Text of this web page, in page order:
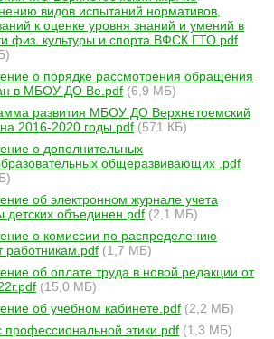
видов испытаний нормативов,
к оценке уровня знаний и умений в
физ. культуры и спорта ВФСК ГТО.pdf
о порядке рассмотрения обращения
в МБОУ ДО Ве.pdf (6,9 МБ)
развития МБОУ ДО Верхнетоемский
2016-2020 годы.pdf (571 КБ)
о дополнительных
общеразвивающих .pdf
об электронном журнале учета
детских объединен.pdf (2,1 МБ)
о комиссии по распределению
работникам.pdf (1,7 МБ)
об оплате труда в новой редакции от
(15,0 МБ)
об учебном кабинете.pdf (2,2 МБ)
профессиональной этики.pdf (1,3 МБ)